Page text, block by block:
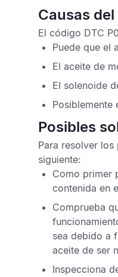
Causas del
El código DTC
Puede que el
El aceite de
El solenoide
Posibles
Para resolver
siguiente:
Como primer
contenida en
Comprueba
sea debido a
aceite de ser
Inspecciona